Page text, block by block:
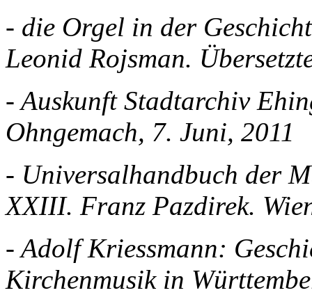
- die Orgel in der
Leonid Rojsman.
- Auskunft Stadtarchiv
Ohngemach, 7. Juni, 2011
- Universalhandbuch der
XXIII. Franz Pazdirek.
- Adolf Kriessmann:
Kirchenmusik in